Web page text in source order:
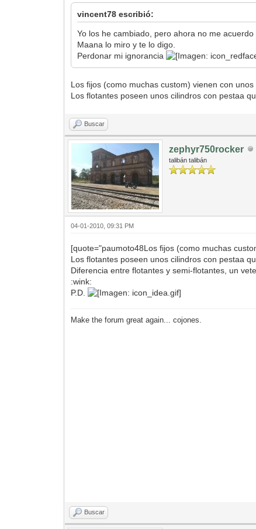
vincent78 escribió:
Yo los he cambiado, pero ahora no me acuerdo
Maana lo miro y te lo digo.
Perdonar mi ignorancia
Los fijos (como muchas custom) vienen con unos
Los flotantes poseen unos cilindros con pestaa
Buscar
zephyr750rocker
talibán talibán
04-01-2010, 09:31 PM
[quote="paumoto48Los fijos (como muchas
Los flotantes poseen unos cilindros con pestaa
Diferencia entre flotantes y semi-flotantes, un
:wink:
P.D.
Make the forum great again... cojones.
Buscar